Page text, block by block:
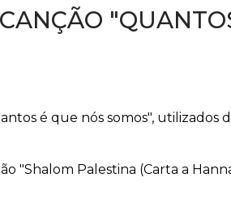
é que nós somos",
"Shalom Palestina (Carta a